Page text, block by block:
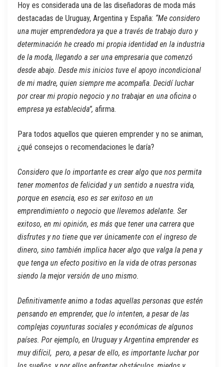
Hoy es considerada una de las diseñadoras de moda más
destacadas de Uruguay, Argentina y España: “Me considero
una mujer emprendedora ya que a través de trabajo duro y
determinación he creado mi propia identidad en la industria
de la moda, llegando a ser una empresaria que comenzó
desde abajo. Desde mis inicios tuve el apoyo incondicional
de mi madre, quien siempre me acompaña. Decidí luchar
por crear mi propio negocio y no trabajar en una oficina o
empresa ya establecida”, afirma.
Para todos aquellos que quieren emprender y no se animan,
¿qué consejos o recomendaciones le daría?
Considero que lo importante es crear algo que nos permita
tener momentos de felicidad y un sentido a nuestra vida,
porque en esencia, eso es ser exitoso en un
emprendimiento o negocio que llevemos adelante. Ser
exitoso, en mi opinión, es más que tener una carrera que
disfrutes y no tiene que ver únicamente con el ingreso de
dinero, sino también implica hacer algo que valga la pena y
que tenga un efecto positivo en la vida de otras personas
siendo la mejor versión de uno mismo.
Definitivamente animo a todas aquellas personas que estén
pensando en emprender, que lo intenten, a pesar de las
complejas coyunturas sociales y económicas de algunos
países. Por ejemplo, en Uruguay y Argentina emprender es
muy difícil, pero, a pesar de ello, es importante luchar por